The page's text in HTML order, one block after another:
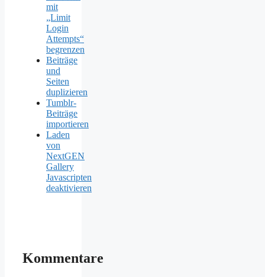
mit
„Limit
Login
Attempts“
begrenzen
Beiträge
und
Seiten
duplizieren
Tumblr-
Beiträge
importieren
Laden
von
NextGEN
Gallery
Javascripten
deaktivieren
Kommentare